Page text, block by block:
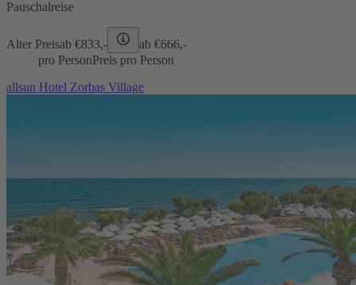
Pauschalreise
Alter Preisab €833,- ab €666,-
pro PersonPreis pro Person
allsun Hotel Zorbas Village